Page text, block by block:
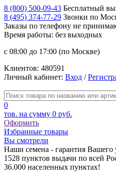
8 (800) 500-09-43 Бесплатный
8 (495) 374-77-29 Звонки по
Заказы по телефону не
Время работы: без выходных
с 08:00 до 17:00 (по Москве)
Клиентов: 480591
Личный кабинет: Вход /
0
тов. на сумму 0 руб.
Оформить
Избранные товары
Вы смотрели
Наши семена - гарантия Вашего
1528 пунктов выдачи по всей
36.000 населенных пунктах!